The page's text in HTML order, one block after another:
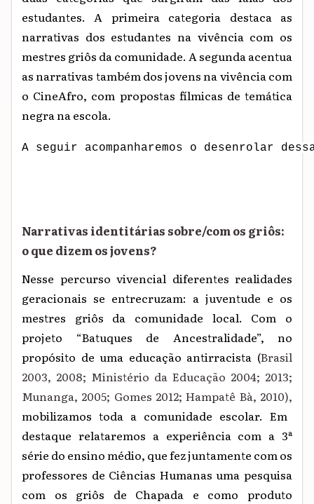
estudantes. A primeira categoria destaca as
narrativas dos estudantes na vivência com os
mestres griôs da comunidade. A segunda acentua
as narrativas também dos jovens na vivência com
o CineAfro, com propostas fílmicas de temática
negra na escola.
A seguir acompanharemos o desenrolar
Narrativas identitárias sobre/com os griôs:
o que dizem os jovens?
Nesse percurso vivencial diferentes realidades
geracionais se entrecruzam: a juventude e os
mestres griôs da comunidade local. Com o
projeto “Batuques de Ancestralidade”, no
propósito de uma educação antirracista (Brasil
2003, 2008; Ministério da Educação 2004; 2013;
Munanga, 2005; Gomes 2012; Hampatê Bà, 2010),
mobilizamos toda a comunidade escolar. Em
destaque relataremos a experiência com a 3ª
série do ensino médio, que fez juntamente com os
professores de Ciências Humanas uma pesquisa
com os griôs de Chapada e como produto